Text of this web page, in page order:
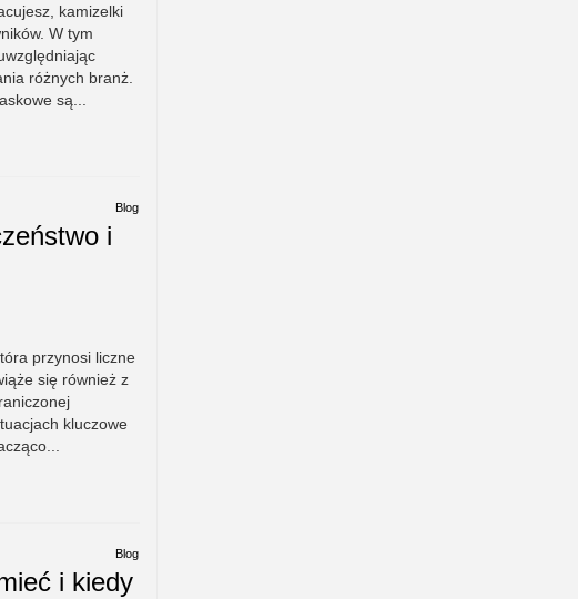
kamizelki
W tym
różnych branż.
są...
Blog
i
przynosi liczne
się również z
kluczowe
Blog
i kiedy